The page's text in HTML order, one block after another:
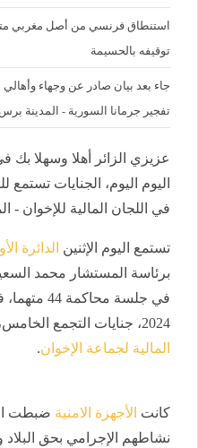
استنطاق فرنسي من أصل مغربي
توقيفه بالحسيمة
جاء بعد بيان صادر عن وجهاء
تفجير جرمانا السورية - المدينة برس
عزيزي الزائر أهلا وسهلا
في اللجان المالية للإخوان -
تستمع اليوم الإثنين الدائرة
برئاسة المستشار محمد
2024، جنايات التجمع الخامس، والمعروفة إعلاميا بـ
المالية لجماعة الإخوان.
كانت الأجهزة الامنية ضبطت
نشاطهم الإجرامي بحق